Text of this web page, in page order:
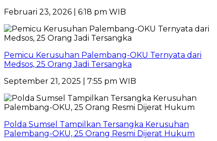
Februari 23, 2026 | 6:18 pm WIB
Pemicu Kerusuhan Palembang-OKU Ternyata dari
Medsos, 25 Orang Jadi Tersangka
September 21, 2025 | 7:55 pm WIB
Polda Sumsel Tampilkan Tersangka Kerusuhan
Palembang-OKU, 25 Orang Resmi Dijerat Hukum